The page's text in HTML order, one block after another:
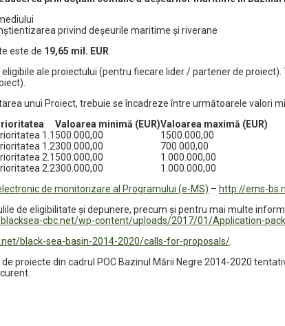
privind deşeurile maritime şi riverane
este de 19,65 mil. EUR
ale proiectului (pentru fiecare lider / partener de
unui Proiect, trebuie se încadreze între următoarele valori
Valoarea minimă (EUR)Valoarea maximă (EUR)
1.1 500.000,00
1500.000,00
1.2300.000,00
700.000,00
2.1 500.000,00
1.000.000,00
2.2300.000,00
1.000.000,00
de monitorizare al Programului (e-MS) – http://ems-
de eligibilitate şi depunere, precum şi pentru mai multe
cbc.net/wp-content/uploads/2017/01/Application-
black-sea-basin-2014-2020/calls-for-proposals/
proiecte din cadrul POC Bazinul Mării Negre 2014-2020